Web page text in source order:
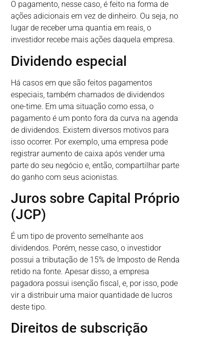
O pagamento, nesse caso, é feito na forma de
ações adicionais em vez de dinheiro. Ou seja, no
lugar de receber uma quantia em reais, o
investidor recebe mais ações daquela empresa.
Dividendo especial
Há casos em que são feitos pagamentos
especiais, também chamados de dividendos
one-time. Em uma situação como essa, o
pagamento é um ponto fora da curva na agenda
de dividendos. Existem diversos motivos para
isso ocorrer. Por exemplo, uma empresa pode
registrar aumento de caixa após vender uma
parte do seu negócio e, então, compartilhar parte
do ganho com seus acionistas.
Juros sobre Capital Próprio
(JCP)
É um tipo de provento semelhante aos
dividendos. Porém, nesse caso, o investidor
possui a tributação de 15% de Imposto de Renda
retido na fonte. Apesar disso, a empresa
pagadora possui isenção fiscal, e, por isso, pode
vir a distribuir uma maior quantidade de lucros
deste tipo.
Direitos de subscrição